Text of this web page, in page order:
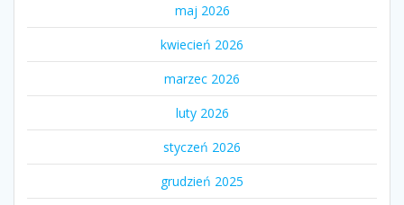
maj 2026
kwiecień 2026
marzec 2026
luty 2026
styczeń 2026
grudzień 2025